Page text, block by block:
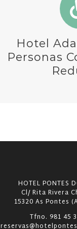
Hotel
Personas
HOTEL PONTES
Cl/ Rita Rivera
15320 As Pontes
Tfno. 981 45